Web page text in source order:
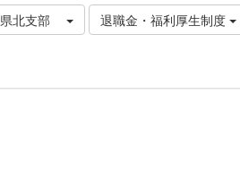
県北支部 退職金・福利厚生制度